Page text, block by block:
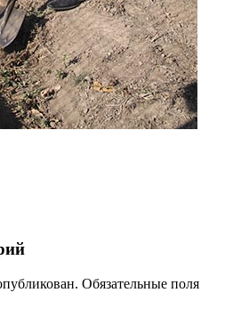
Обязательные поля